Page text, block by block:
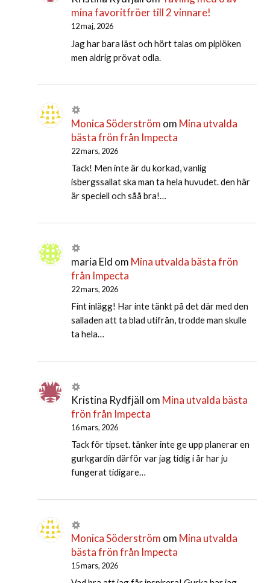
mina favoritfröer till 2 vinnare!
12 maj, 2026
Jag har bara läst och hört talas om piplöken
men aldrig prövat odla.
Monica Söderström om Mina utvalda
bästa frön från Impecta
22 mars, 2026
Tack! Men inte är du korkad, vanlig
isbergssallat ska man ta hela huvudet. den här
är speciell och såå bra!…
maria Eld om Mina utvalda bästa frön
från Impecta
22 mars, 2026
Fint inlägg! Har inte tänkt på det där med den
salladen att ta blad utifrån, trodde man skulle
ta hela…
Kristina Rydfjäll om Mina utvalda bästa
frön från Impecta
16 mars, 2026
Tack för tipset. tänker inte ge upp planerar en
gurkgardin därför var jag tidig i år har ju
fungerat tidigare…
Monica Söderström om Mina utvalda
bästa frön från Impecta
15 mars, 2026